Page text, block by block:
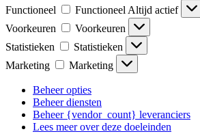
Functioneel
FunctioneelAltijd actief
Voorkeuren
Voorkeuren
Statistieken
Statistieken
Marketing
Marketing
Beheer opties
Beheer diensten
Beheer {vendor_count} leveranciers
Lees meer over deze doeleinden